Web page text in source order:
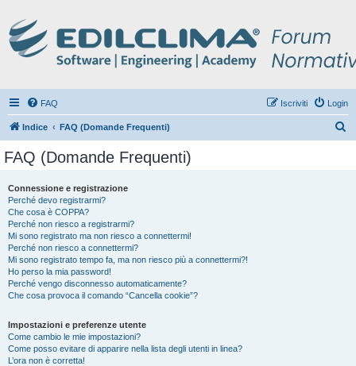
FAQ Login
Iscriviti
Indice FAQ (Domande Frequenti)
FAQ (Domande Frequenti)
Connessione e registrazione
Perché devo registrarmi?
Che cosa è COPPA?
Perché non riesco a registrarmi?
Mi sono registrato ma non riesco a connettermi!
Perché non riesco a connettermi?
Mi sono registrato tempo fa, ma non riesco più a connettermi?!
Ho perso la mia password!
Perché vengo disconnesso automaticamente?
Che cosa provoca il comando “Cancella cookie”?
Impostazioni e preferenze utente
Come cambio le mie impostazioni?
Come posso evitare di apparire nella lista degli utenti in linea?
L’ora non è corretta!